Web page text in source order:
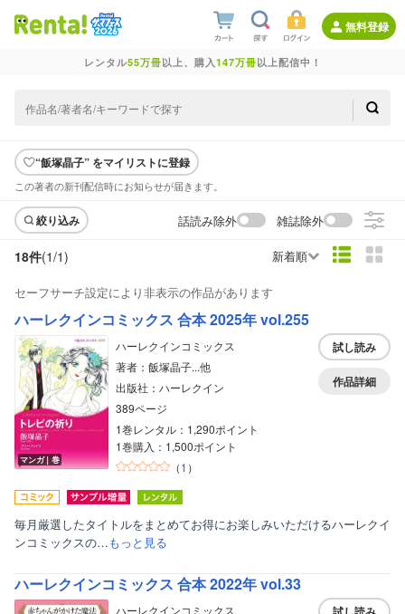
無料登録
レンタル55万冊以上、購入147万冊以上配信中！
“飯塚晶子” をマイリストに登録
この著者の新刊配信時にお知らせが届きます。
絞り込み 話読み除外 雑誌除外
18件(1/1) 新着順
セーフサーチ設定により非表示の作品があります
ハーレクインコミックス 合本 2025年 vol.255
マンガ｜巻
ハーレクインコミックス
著者：飯塚晶子...他
出版社：ハーレクイン
389ページ
1巻レンタル：1,290ポイント
1巻購入：1,500ポイント
（1 ）
試し読み
作品詳細
毎月厳選したタイトルをまとめてお得にお楽しみいただけるハーレクイ
ンコミックスの…もっと見る
ハーレクインコミックス 合本 2022年 vol.33
ハーレクインコミックス